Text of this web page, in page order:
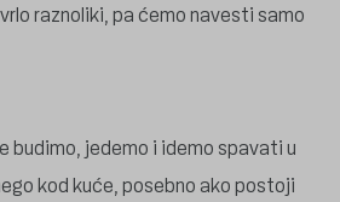
raznoliki, pa ćemo navesti samo
budimo, jedemo i idemo spavati u
kod kuće, posebno ako postoji